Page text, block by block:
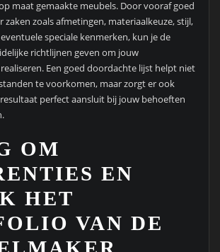
maat gemaakte meubels. Door vooraf goed
zaken zoals afmetingen, materiaalkeuze, stijl,
speciale kenmerken, kun je de
richtlijnen geven om jouw
Een goed doordachte lijst helpt niet
te voorkomen, maar zorgt er ook
perfect aansluit bij jouw behoeften
OM
EN
HET
VAN DE